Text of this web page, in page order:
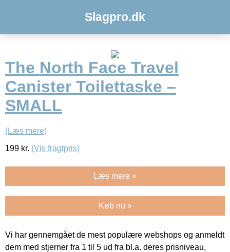
Slagpro.dk
The North Face Travel
Canister Toilettaske –
SMALL
(Læs mere)
199 kr. (Vis fragtpris)
Læs mere »
Køb nu »
Vi har gennemgået de mest populære webshops og anmeldt
dem med stjerner fra 1 til 5 ud fra bl.a. deres prisniveau,